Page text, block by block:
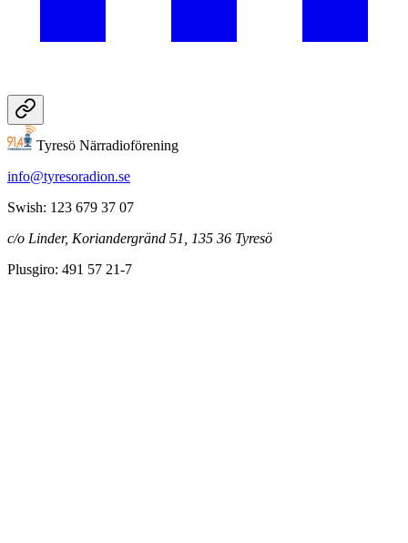
Tyresö Närradioförening
info@tyresoradion.se
Swish: 123 679 37 07
c/o Linder, Koriandergränd 51, 135 36 Tyresö
Plusgiro: 491 57 21-7